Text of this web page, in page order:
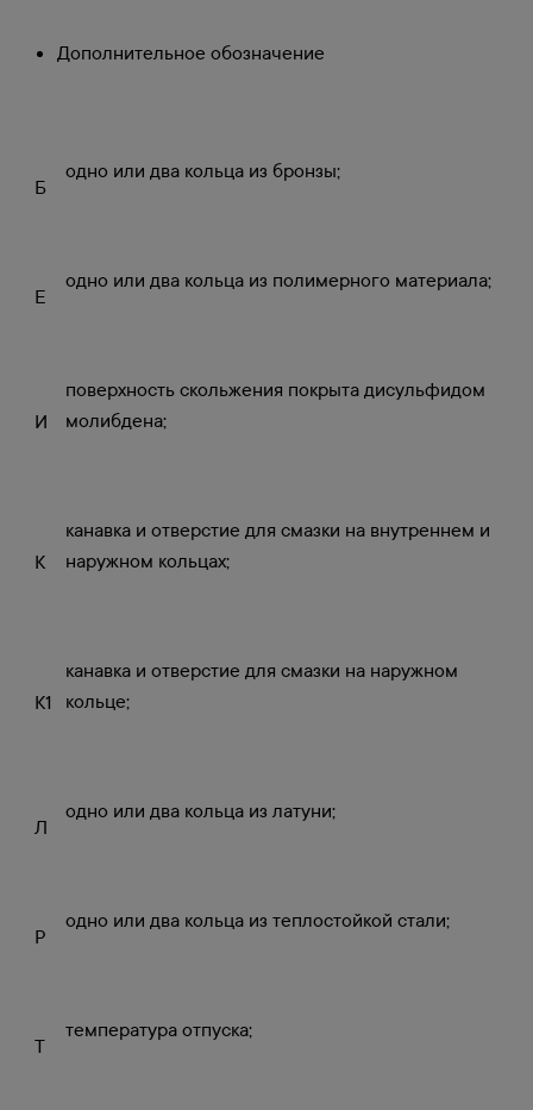
Дополнительное обозначение
Б
одно или два кольца из бронзы;
Е
одно или два кольца из полимерного материала;
И
поверхность скольжения покрыта дисульфидом
молибдена;
К
канавка и отверстие для смазки на внутреннем и
наружном кольцах;
К1
канавка и отверстие для смазки на наружном
кольце;
Л
одно или два кольца из латуни;
Р
одно или два кольца из теплостойкой стали;
Т
температура отпуска;